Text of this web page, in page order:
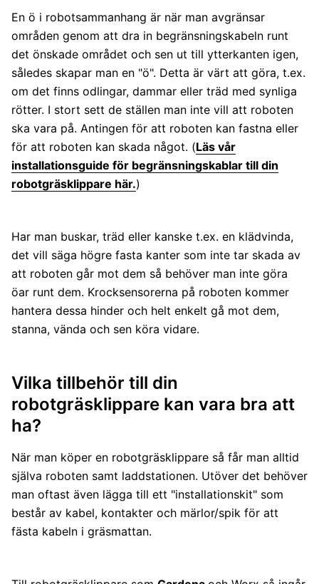
En ö i robotsammanhang är när man avgränsar
områden genom att dra in begränsningskabeln runt
det önskade området och sen ut till ytterkanten igen,
således skapar man en "ö". Detta är värt att göra, t.ex.
om det finns odlingar, dammar eller träd med synliga
rötter. I stort sett de ställen man inte vill att roboten
ska vara på. Antingen för att roboten kan fastna eller
för att roboten kan skada något. (Läs vår
installationsguide för begränsningskablar till din
robotgräsklippare här.)
Har man buskar, träd eller kanske t.ex. en klädvinda,
det vill säga högre fasta kanter som inte tar skada av
att roboten går mot dem så behöver man inte göra
öar runt dem. Krocksensorerna på roboten kommer
hantera dessa hinder och helt enkelt gå mot dem,
stanna, vända och sen köra vidare.
Vilka tillbehör till din
robotgräsklippare kan vara bra att
ha?
När man köper en robotgräsklippare så får man alltid
själva roboten samt laddstationen. Utöver det behöver
man oftast även lägga till ett "installationskit" som
består av kabel, kontakter och märlor/spik för att
fästa kabeln i gräsmattan.